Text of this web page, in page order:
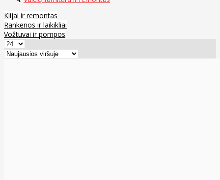
Klijai ir remontas
Rankenos ir laikikliai
Vožtuvai ir pompos